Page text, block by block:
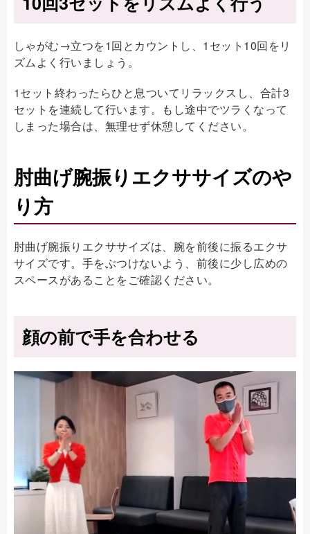
しゃがむ→立つを1回とカウントし、1セット10回をリ
ズムよく行いましょう。
1セット終わったらひと息ついてリラックスし、合計3
セットを連続して行います。もし途中でツラくなって
しまった場合は、無理せず休憩してください。
肘曲げ腕振りエクササイズのや
り方
肘曲げ腕振りエクササイズは、腕を前後に振るエクサ
サイズです。手をぶつけないよう、前後に少し広めの
スペースがあることをご確認ください。
顔の前で手を合わせる